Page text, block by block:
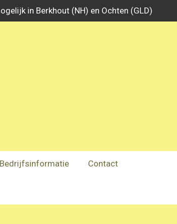
in Berkhout (NH) en Ochten (GLD)
Bedrijfsinformatie Contact